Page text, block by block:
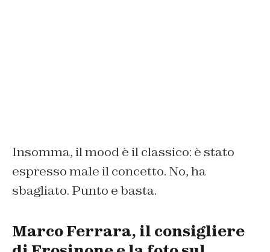
Insomma, il mood è il classico: è stato
espresso male il concetto. No, ha
sbagliato. Punto e basta.
Marco Ferrara, il consigliere